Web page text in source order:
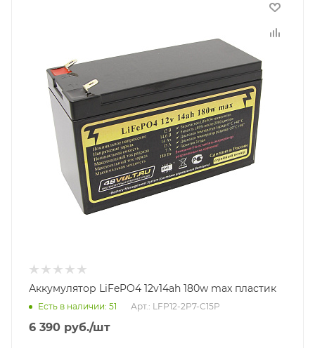
Аккумулятор LiFePO4 12v14ah 180w max пластик
Есть в наличии: 51 Арт.: LFP12-2P7-C15P
6 390 руб./шт